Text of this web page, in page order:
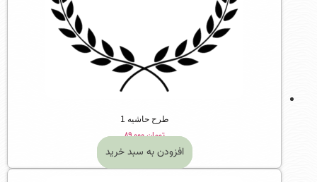
طرح حاشیه 1
تومان۸۹,۰۰۰
افزودن به سبد خرید